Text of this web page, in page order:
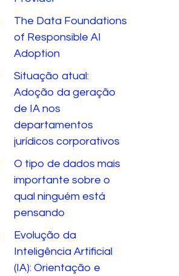
The Data Foundations
of Responsible AI
Adoption
Situação atual:
Adoção da geração
de IA nos
departamentos
jurídicos corporativos
O tipo de dados mais
importante sobre o
qual ninguém está
pensando
Evolução da
Inteligência Artificial
(IA): Orientação e